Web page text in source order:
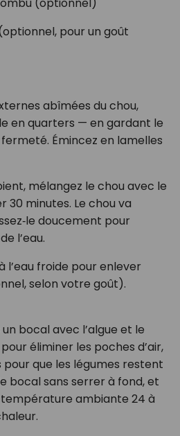
(optionnel)
pour un goût
abîmées du chou,
en quarters — en gardant le
Émincez en lamelles
mélangez le chou avec le
30 minutes. Le chou va
doucement pour
l’eau.
l’eau froide pour enlever
selon votre goût).
bocal avec l’algue et le
éliminer les poches d’air,
pour que les légumes restent
bocal sans serrer à fond, et
ambiante 24 à